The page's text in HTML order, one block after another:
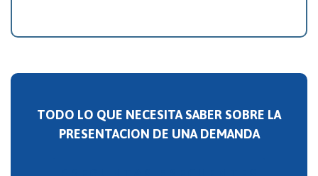
TODO LO QUE NECESITA SABER SOBRE LA
PRESENTACION DE UNA DEMANDA